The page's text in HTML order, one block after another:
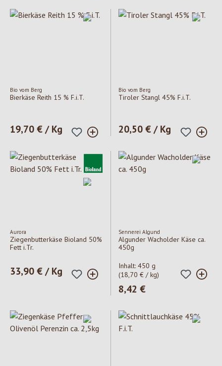
Bio vom Berg
Bierkäse Reith 15 % F.i.T.
Regulärer Preis:
19,70 € / Kg
Bio vom Berg
Tiroler Stangl 45% F.i.T.
Regulärer Preis:
20,50 € / Kg
Aurora
Ziegenbutterkäse Bioland 50%
Fett i.Tr.
Regulärer Preis:
33,90 € / Kg
Sennerei Algund
Algunder Wacholder Käse ca.
450g
Inhalt: 450 g
(18,70 € / kg)
Regulärer Preis:
8,42 €